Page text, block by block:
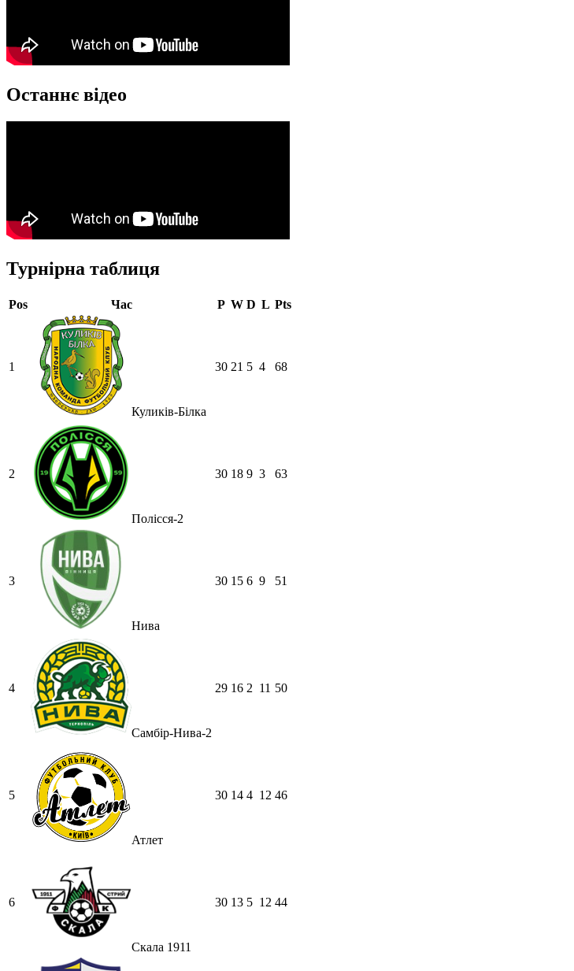
Останнє відео
Турнірна таблиця
Pos Час P W D L Pts
1
Куликів-Білка
30 21 5 4 68
2
Полісся-2
30 18 9 3 63
3
Нива
30 15 6 9 51
4
Самбір-Нива-2
29 16 2 11 50
5
Атлет
30 14 4 12 46
6
Скала 1911
30 13 5 12 44